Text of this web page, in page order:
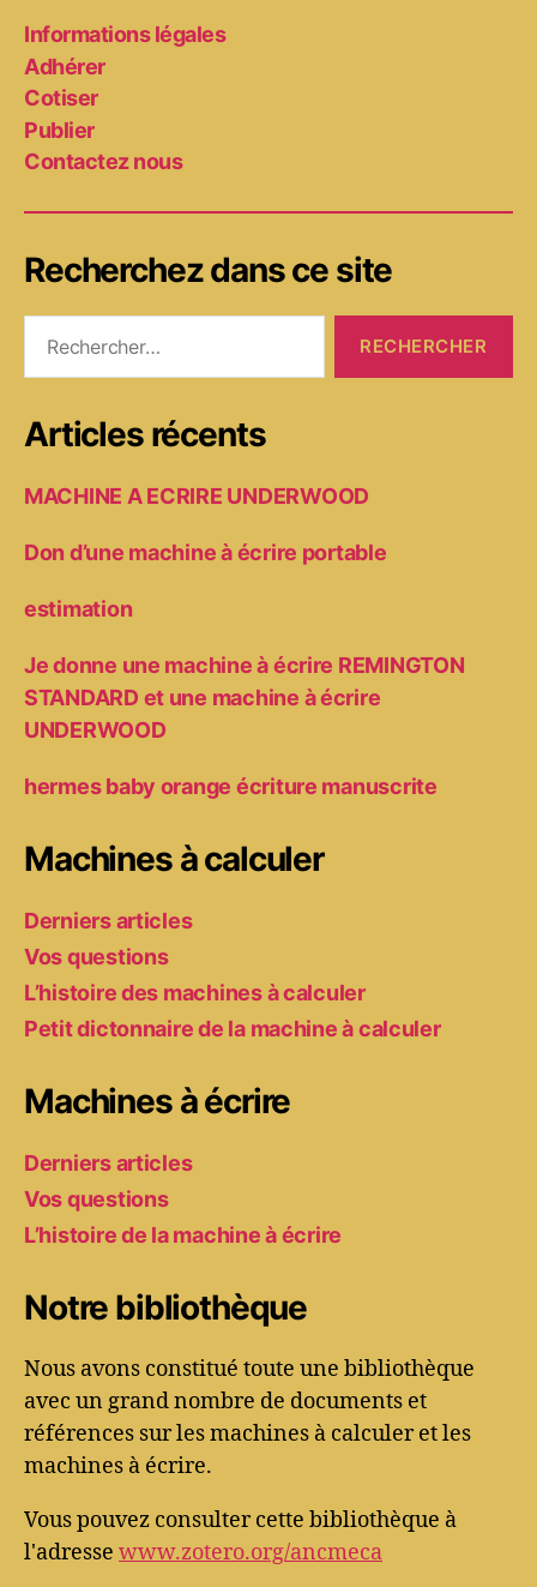
Informations légales
Adhérer
Cotiser
Publier
Contactez nous
Recherchez dans ce site
Articles récents
MACHINE A ECRIRE UNDERWOOD
Don d’une machine à écrire portable
estimation
Je donne une machine à écrire REMINGTON
STANDARD et une machine à écrire
UNDERWOOD
hermes baby orange écriture manuscrite
Machines à calculer
Derniers articles
Vos questions
L’histoire des machines à calculer
Petit dictonnaire de la machine à calculer
Machines à écrire
Derniers articles
Vos questions
L’histoire de la machine à écrire
Notre bibliothèque
Nous avons constitué toute une bibliothèque
avec un grand nombre de documents et
références sur les machines à calculer et les
machines à écrire.
Vous pouvez consulter cette bibliothèque à
l'adresse www.zotero.org/ancmeca